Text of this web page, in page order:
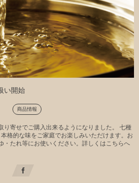
い開始
商品情報
り寄せでご購入出来るようになりました。 七種
格的な味をご家庭でお楽しみいただけます。お
・たれ等にお使いください。詳しくはこちらへ